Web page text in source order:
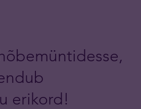
erikord!